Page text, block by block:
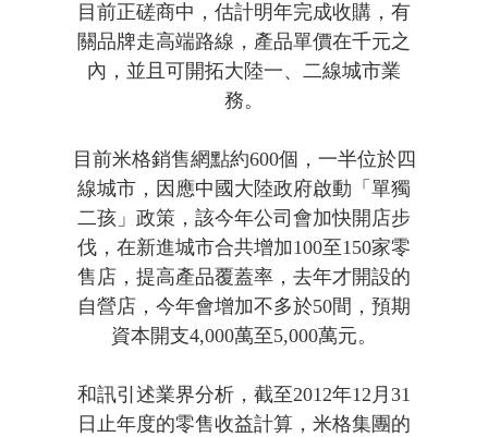
目前正磋商中，估計明年完成收購，有
關品牌走高端路線，產品單價在千元之
內，並且可開拓大陸一、二線城市業
務。
目前米格銷售網點約600個，一半位於四
線城市，因應中國大陸政府啟動「單獨
二孩」政策，該今年公司會加快開店步
伐，在新進城市合共增加100至150家零
售店，提高產品覆蓋率，去年才開設的
自營店，今年會增加不多於50間，預期
資本開支4,000萬至5,000萬元。
和訊引述業界分析，截至2012年12月31
日止年度的零售收益計算，米格集團的